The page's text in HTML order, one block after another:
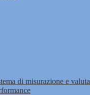
di misurazione e